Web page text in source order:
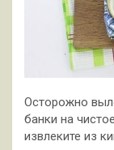
Осторожно
банки на
извлеките из